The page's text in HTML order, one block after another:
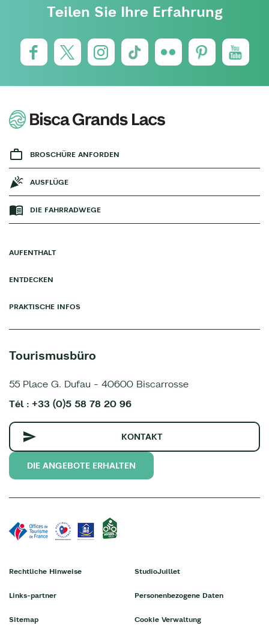
Teilen Sie Ihre Erfahrung
BROSCHÜRE ANFORDEN
AUSFLÜGE
DIE FAHRRADWEGE
AUFENTHALT
ENTDECKEN
PRAKTISCHE INFOS
Tourismusbüro
55 Place G. Dufau - 40600 Biscarrosse
Tél : +33 (0)5 58 78 20 96
KONTAKT
DIE ANGEBOTE ERHALTEN
Rechtliche Hinweise
Links-partner
Sitemap
StudioJuillet
Personenbezogene Daten
Cookie Verwaltung